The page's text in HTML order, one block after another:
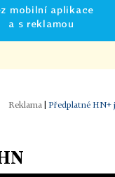
mobilní aplikace
a s reklamou
Předplatné HN+